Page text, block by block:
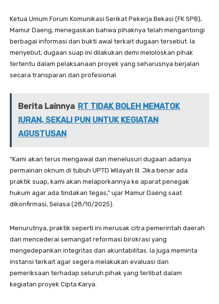
Ketua Umum Forum Komunikasi Serikat Pekerja Bekasi (FK SPB),
Mamur Daeng, menegaskan bahwa pihaknya telah mengantongi
berbagai informasi dan bukti awal terkait dugaan tersebut. Ia
menyebut, dugaan suap ini dilakukan demi meloloskan pihak
tertentu dalam pelaksanaan proyek yang seharusnya berjalan
secara transparan dan profesional.
Berita Lainnya RT TIDAK BOLEH MEMATOK
IURAN, SEKALI PUN UNTUK KEGIATAN
AGUSTUSAN
“Kami akan terus mengawal dan menelusuri dugaan adanya
permainan oknum di tubuh UPTD Wilayah III. Jika benar ada
praktik suap, kami akan melaporkannya ke aparat penegak
hukum agar ada tindakan tegas,” ujar Mamur Daeng saat
dikonfirmasi, Selasa (28/10/2025).
Menurutnya, praktik seperti ini merusak citra pemerintah daerah
dan mencederai semangat reformasi birokrasi yang
mengedepankan integritas dan akuntabilitas. Ia juga meminta
instansi terkait agar segera melakukan evaluasi dan
pemeriksaan terhadap seluruh pihak yang terlibat dalam
kegiatan proyek Cipta Karya.